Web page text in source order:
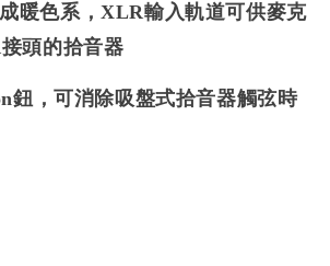
暖色系，XLR輸入軌道可供麥克
頭的拾音器
鈕，可消除吸盤式拾音器觸弦時